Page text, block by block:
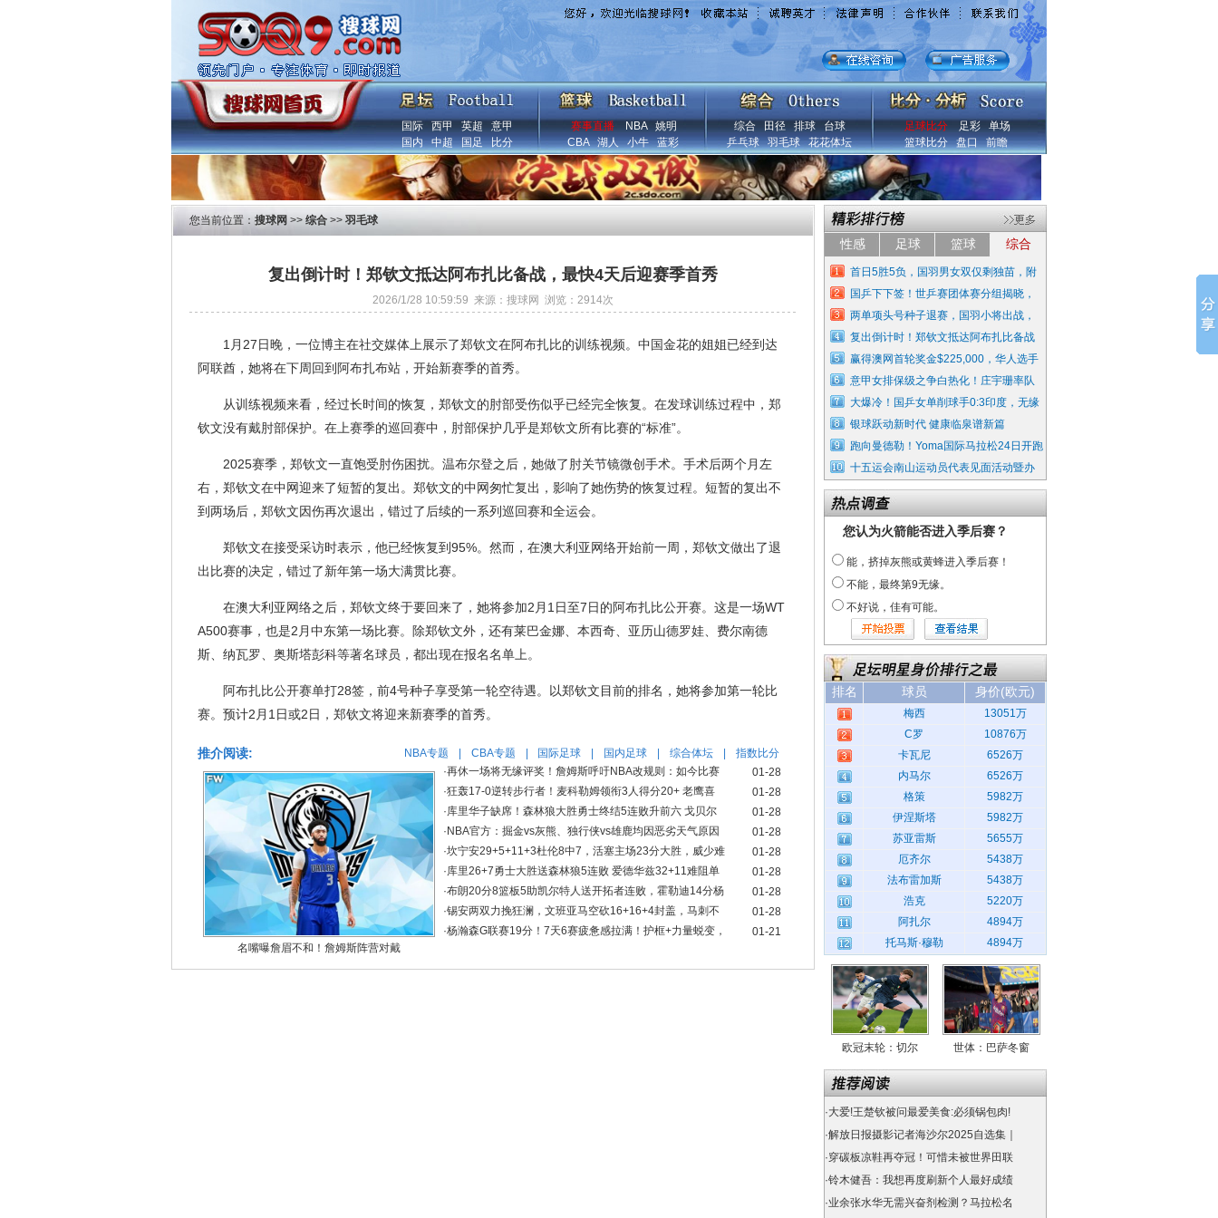
国际 西甲 英超
意甲
国内
中超 国足 比分
赛事直播 NBA
姚明
CBA
湖人 小牛 蓝彩
综合 田径 排球
台球
乒乓球
羽毛球 花花体坛
足球比分 足彩
单场
篮球比分
盘口 前瞻
您当前位置： 搜球网 >> 综合 >>羽毛球
复出倒计时！郑钦文抵达阿布扎比备战，最快4天后迎赛季首秀
2026/1/28 10:59:59 来源：搜球网 浏览： 2914次
1月27日晚，一位博主在社交媒体上展示了郑钦文在阿布扎比的训练视频。中国金花的姐姐已经到达
阿联酋，她将在下周回到阿布扎布站，开始新赛季的首秀。
从训练视频来看，经过长时间的恢复，郑钦文的肘部受伤似乎已经完全恢复。在发球训练过程中，郑
钦文没有戴肘部保护。在上赛季的巡回赛中，肘部保护几乎是郑钦文所有比赛的“标准”。
2025赛季，郑钦文一直饱受肘伤困扰。温布尔登之后，她做了肘关节镜微创手术。手术后两个月左
右，郑钦文在中网迎来了短暂的复出。郑钦文的中网匆忙复出，影响了她伤势的恢复过程。短暂的复出不
到两场后，郑钦文因伤再次退出，错过了后续的一系列巡回赛和全运会。
郑钦文在接受采访时表示，他已经恢复到95%。然而，在澳大利亚网络开始前一周，郑钦文做出了退
出比赛的决定，错过了新年第一场大满贯比赛。
在澳大利亚网络之后，郑钦文终于要回来了，她将参加2月1日至7日的阿布扎比公开赛。这是一场WT
A500赛事，也是2月中东第一场比赛。除郑钦文外，还有莱巴金娜、本西奇、亚历山德罗娃、费尔南德
斯、纳瓦罗、奥斯塔彭科等著名球员，都出现在报名名单上。
阿布扎比公开赛单打28签，前4号种子享受第一轮空待遇。以郑钦文目前的排名，她将参加第一轮比
赛。预计2月1日或2日，郑钦文将迎来新赛季的首秀。
推介阅读: NBA专题 CBA专题 国际足球 国内足球 综合体坛 指数比分
名嘴曝詹眉不和！詹姆斯阵营对戴
·再休一场将无缘评奖！詹姆斯呼吁NBA改规则：如今比赛
01-28
·狂轰17-0逆转步行者！麦科勒姆领衔3人得分20+ 老鹰喜
01-28
·库里华子缺席！森林狼大胜勇士终结5连败升前六 戈贝尔
01-28
· NBA官方：掘金vs灰熊、独行侠vs雄鹿均因恶劣天气原因
01-28
·坎宁安29+5+11+3杜伦8中7，活塞主场23分大胜，威少难
01-28
·库里26+7勇士大胜送森林狼5连败 爱德华兹32+11难阻单
01-28
·布朗20分8篮板5助凯尔特人送开拓者连败，霍勒迪14分杨
01-28
·锡安两双力挽狂澜，文班亚马空砍16+16+4封盖，马刺不
01-28
·杨瀚森G联赛19分！7天6赛疲惫感拉满！护框+力量蜕变， 01-21
性感 足球 篮球 综合
首日5胜5负，国羽男女双仅剩独苗，附
国乒下下签！世乒赛团体赛分组揭晓，
两单项头号种子退赛，国羽小将出战，
复出倒计时！郑钦文抵达阿布扎比备战
赢得澳网首轮奖金$225,000，华人选手
意甲女排保级之争白热化！庄宇珊率队
大爆冷！国乒女单削球手0:3印度，无缘
银球跃动新时代 健康临泉谱新篇
跑向曼德勒！Yoma国际马拉松24日开跑
十五运会南山运动员代表见面活动暨办
您认为火箭能否进入季后赛？
能，挤掉灰熊或黄蜂进入季后赛！
不能，最终第9无缘。
不好说，佳有可能。
排名 球员 身价(欧元)
梅西
13051万
C罗
10876万
卡瓦尼
6526万
内马尔
6526万
格策
5982万
伊涅斯塔
5982万
苏亚雷斯
5655万
厄齐尔
5438万
法布雷加斯
5438万
浩克
5220万
阿扎尔
4894万
托马斯·穆勒
4894万
欧冠末轮：切尔 世体：巴萨冬窗
·大爱!王楚钦被问最爱美食:必须锅包肉!
·解放日报摄影记者海沙尔2025自选集｜
·穿碳板凉鞋再夺冠！可惜未被世界田联
·铃木健吾：我想再度刷新个人最好成绩
·业余张水华无需兴奋剂检测？马拉松名